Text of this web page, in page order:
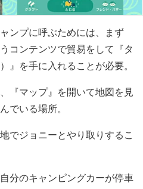
ンプに呼ぶためには、まず
コンテンツで貿易をして『タ
』を手に入れることが必要。
『マップ』を開いて地図を見
でいる場所。
でジョニーとやり取りするこ
分のキャンピングカーが停車